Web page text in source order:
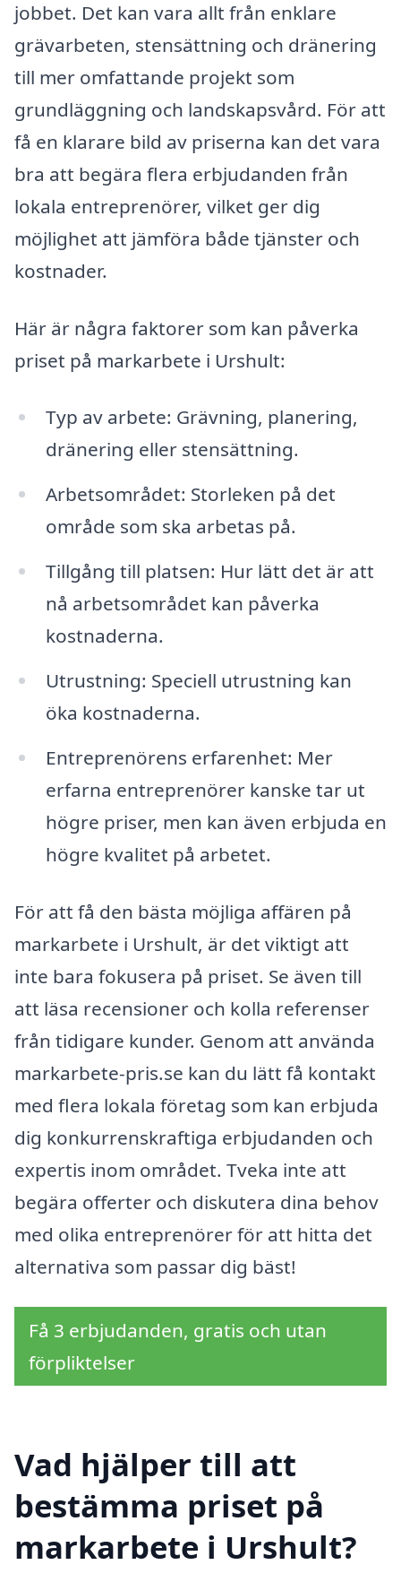
jobbet. Det kan vara allt från enklare
grävarbeten, stensättning och dränering
till mer omfattande projekt som
grundläggning och landskapsvård. För att
få en klarare bild av priserna kan det vara
bra att begära flera erbjudanden från
lokala entreprenörer, vilket ger dig
möjlighet att jämföra både tjänster och
kostnader.
Här är några faktorer som kan påverka
priset på markarbete i Urshult:
Typ av arbete: Grävning, planering,
dränering eller stensättning.
Arbetsområdet: Storleken på det
område som ska arbetas på.
Tillgång till platsen: Hur lätt det är att
nå arbetsområdet kan påverka
kostnaderna.
Utrustning: Speciell utrustning kan
öka kostnaderna.
Entreprenörens erfarenhet: Mer
erfarna entreprenörer kanske tar ut
högre priser, men kan även erbjuda en
högre kvalitet på arbetet.
För att få den bästa möjliga affären på
markarbete i Urshult, är det viktigt att
inte bara fokusera på priset. Se även till
att läsa recensioner och kolla referenser
från tidigare kunder. Genom att använda
markarbete-pris.se kan du lätt få kontakt
med flera lokala företag som kan erbjuda
dig konkurrenskraftiga erbjudanden och
expertis inom området. Tveka inte att
begära offerter och diskutera dina behov
med olika entreprenörer för att hitta det
alternativa som passar dig bäst!
Få 3 erbjudanden, gratis och utan
förpliktelser
Vad hjälper till att
bestämma priset på
markarbete i Urshult?